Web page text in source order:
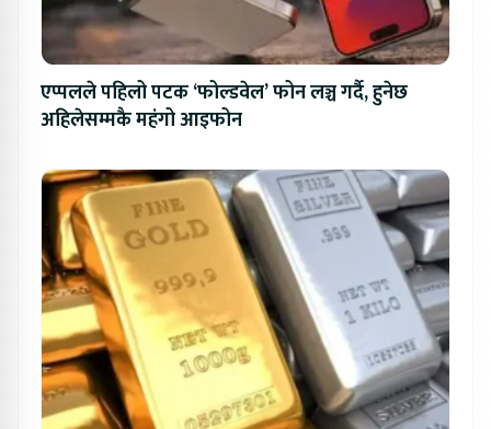
एप्पलले पहिलो पटक ‘फोल्डवेल’ फोन लञ्च गर्दै, हुनेछ
अहिलेसम्मकै महंगो आइफोन